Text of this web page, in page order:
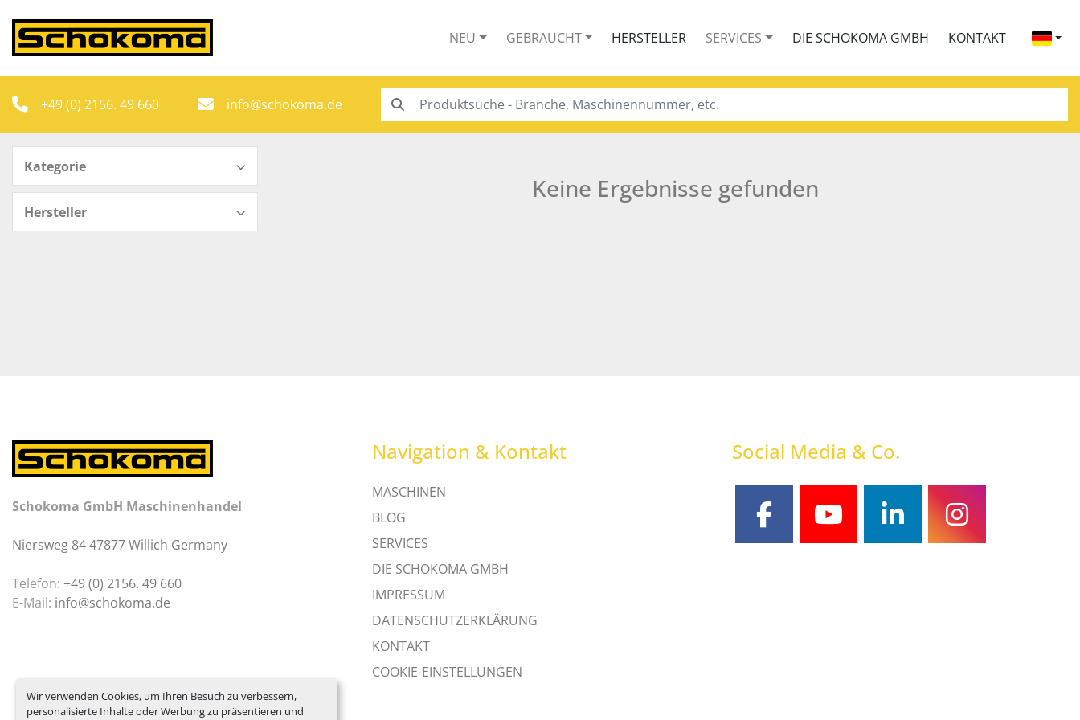
Wir verwenden Cookies, um Ihren Besuch zu verbessern,
personalisierte Inhalte oder Werbung zu präsentieren und
NEU GEBRAUCHT HERSTELLER SERVICES DIE SCHOKOMA GMBH KONTAKT
+49 (0) 2156. 49 660 info@schokoma.de
Kategorie
Hersteller
Keine Ergebnisse gefunden
Schokoma GmbH Maschinenhandel
Niersweg 84 47877 Willich Germany
Telefon: +49 (0) 2156. 49 660
E-Mail: info@schokoma.de
Navigation & Kontakt
MASCHINEN
BLOG
SERVICES
DIE SCHOKOMA GMBH
IMPRESSUM
DATENSCHUTZERKLÄRUNG
KONTAKT
COOKIE-EINSTELLUNGEN
Social Media & Co.
facebookyoutubelinkedininstagram